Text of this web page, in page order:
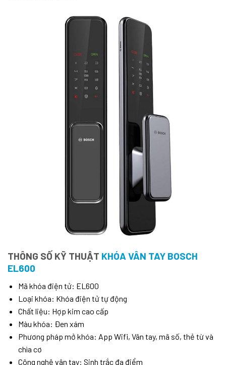
THÔNG SỐ KỸ THUẬT KHÓA VÂN TAY BOSCH
EL600
Mã khóa điện tử: EL600
Loại khóa: Khóa điện tử tự động
Chất liệu: Hợp kim cao cấp
Màu khóa: Đen xám
Phương pháp mở khóa: App Wifi, Vân tay, mã số, thẻ từ và
chìa cơ
Công nghệ vân tay: Sinh trắc đa điểm